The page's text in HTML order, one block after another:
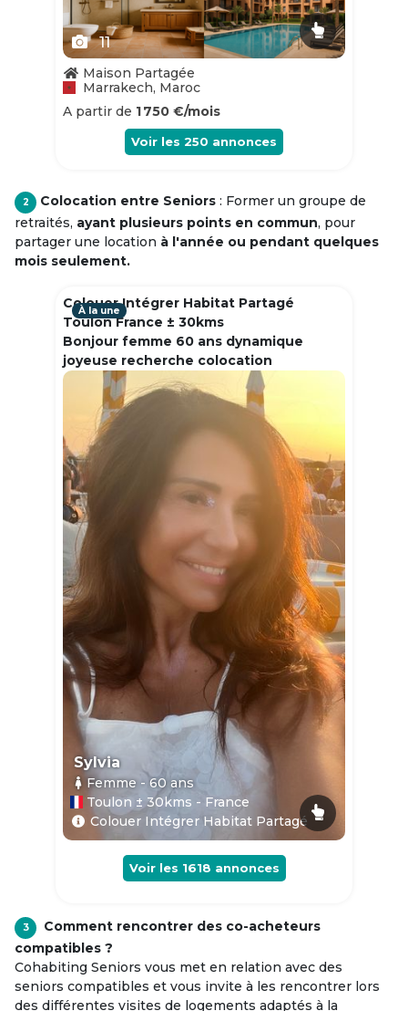
11
Maison Partagée
Marrakech, Maroc
A partir de 1 750 €/mois
Voir les 250 annonces
2 Colocation entre Seniors : Former un groupe de
retraités, ayant plusieurs points en commun, pour
partager une location à l'année ou pendant quelques
mois seulement.
Colouer Intégrer Habitat Partagé
Toulon France ± 30kms
Bonjour femme 60 ans dynamique
joyeuse recherche colocation
À la une
Sylvia
Femme - 60ans
Toulon ± 30kms - France
Colouer Intégrer Habitat Partagé
Voir les 1618 annonces
3
Comment rencontrer des co-acheteurs
compatibles ?
Cohabiting Seniors vous met en relation avec des
seniors compatibles et vous invite à les rencontrer lors
des différentes visites de logements adaptés à la